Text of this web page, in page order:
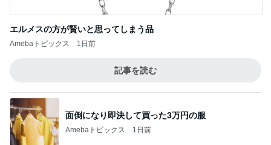
エルメスの方が賢いと思ってしまう品
Amebaトピックス 1日前
記事を読む
面倒になり即決して買った3万円の服
Amebaトピックス 1日前